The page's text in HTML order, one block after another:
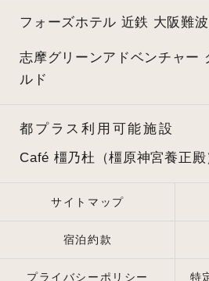
フォーズホテル 近鉄 大阪難波
志摩グリーンアドベンチャー
ルド
都プラス利用可能施設
Café 橿乃杜（橿原神宮養正殿
サイトマップ
宿泊約款
プライバシーポリシー 特